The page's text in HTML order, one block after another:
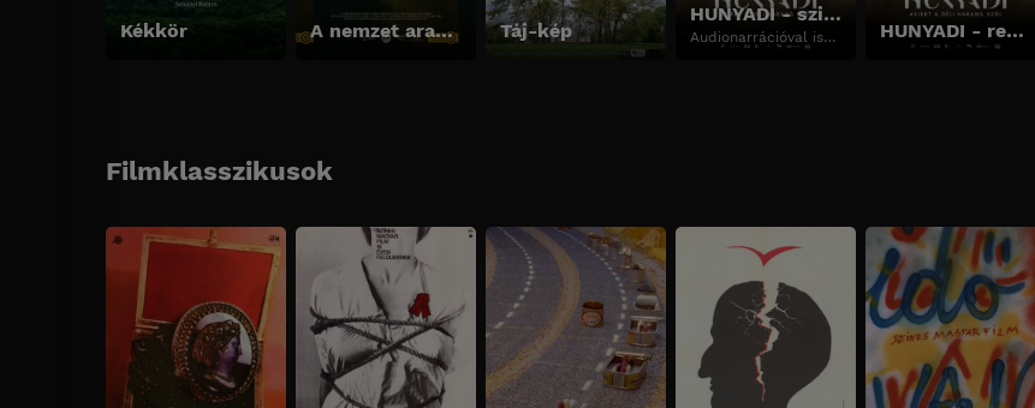
Kékkör A nemzet aranyai sorozat - A teljes változat Táj-kép
HUNYADI - szinkronos változat
Audionarrációval is
elérhető.
HUNYADI - rendezői változat
Filmklasszikusok